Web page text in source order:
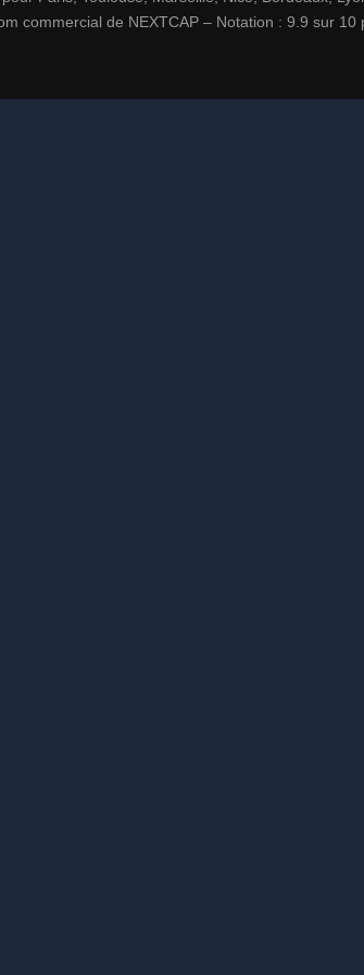
commercial de NEXTCAP – Notation : 9.9 sur 10